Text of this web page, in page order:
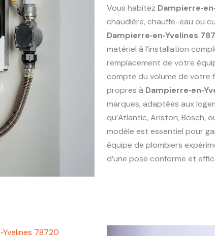
Vous habitez
chaudière, chauffe-eau ou
Dampierre‑en‑Yvelines
matériel à l’installation
remplacement de votre
compte du volume de votre
propres à
marques, adaptées aux
qu’Atlantic, Ariston, Bosch,
modèle est essentiel pour
équipe de plombiers
d’une pose conforme et
78720